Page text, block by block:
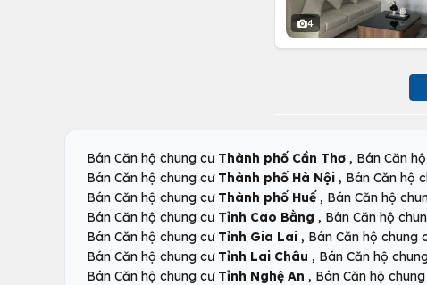
4
Bán Căn hộ chung cư Thành phố Cần Thơ , Bán Căn
Bán Căn hộ chung cư Thành phố Hà Nội , Bán Căn hộ
Bán Căn hộ chung cư Thành phố Huế , Bán Căn hộ
Bán Căn hộ chung cư Tỉnh Cao Bằng , Bán Căn hộ
Bán Căn hộ chung cư Tỉnh Gia Lai , Bán Căn hộ chung
Bán Căn hộ chung cư Tỉnh Lai Châu , Bán Căn hộ
Bán Căn hộ chung cư Tỉnh Nghệ An , Bán Căn hộ